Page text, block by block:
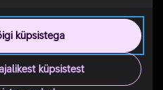
küpsistega
küpsistest